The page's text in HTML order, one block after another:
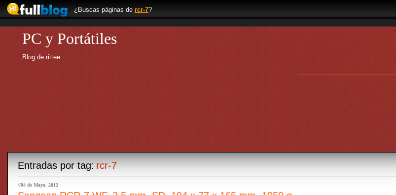
¿Buscas páginas de rcr-7?
PC y Portátiles
Blog de rittee
Entradas por tag:rcr-7
//04 de Mayo, 2012